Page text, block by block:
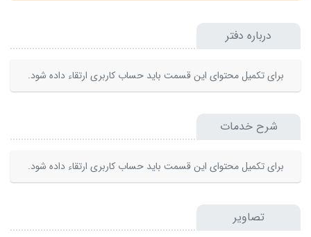
درباره دفتر
برای تکمیل محتوای این قسمت باید حساب کاربری ارتقاء داده شود.
شرح خدمات
برای تکمیل محتوای این قسمت باید حساب کاربری ارتقاء داده شود.
تصاویر